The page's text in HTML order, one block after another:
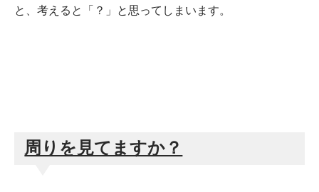
と、考えると「？」と思ってしまいます。
周りを見てますか？